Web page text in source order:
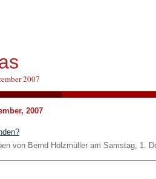
2007
2007
von Bernd Holzmüller am Samstag, 1.